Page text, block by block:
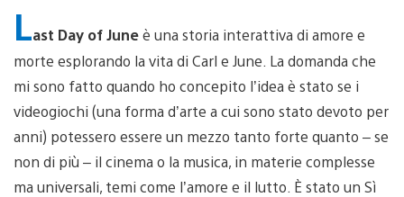
Last Day of Juneè una storia interattiva di amore e
morte esplorando la vita di Carl e June. La domanda che
mi sono fatto quando ho concepito l’idea è stato se i
videogiochi (una forma d’arte a cui sono stato devoto per
anni) potessero essere un mezzo tanto forte quanto – se
non di più – il cinema o la musica, in materie complesse
ma universali, temi come l’amore e il lutto. È stato un Sì